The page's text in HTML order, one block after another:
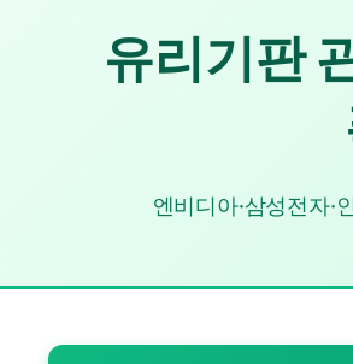
유리기판
엔비디아·삼성전자